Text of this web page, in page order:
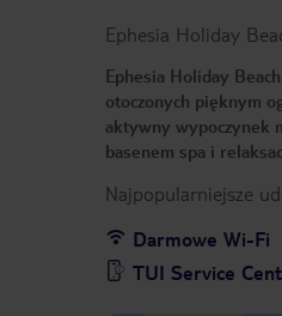
Ephesia Holiday
Ephesia Holiday
otoczonych pięknym
aktywny wypoczynek
basenem spa i
Najpopularniejsze
Darmowe Wi-Fi
TUI Service